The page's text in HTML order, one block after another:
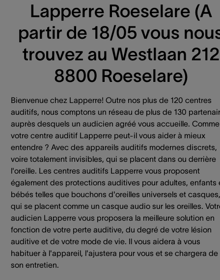
Lapperre Roeselare (A
partir de 18/05 vous
trouvez au Westlaan 212
8800 Roeselare)
Bienvenue chez Lapperre! Outre nos plus de 120 centres
auditifs, nous comptons un réseau de plus de 130
auprès desquels un audicien agréé vous accueille.
votre centre auditif Lapperre peut-il vous aider à mieux
entendre ? Avec des appareils auditifs modernes discrets,
voire totalement invisibles, qui se placent dans ou derrière
l'oreille. Les centres auditifs Lapperre vous proposent
également des protections auditives pour adultes, enfants
bébés telles que bouchons d'oreilles universels et casques,
qui se placent comme un casque audio sur les oreilles.
audicien Lapperre vous proposera la meilleure solution en
fonction de votre perte auditive, du degré de votre lésion
auditive et de votre mode de vie. Il vous aidera à vous
habituer à l'appareil, l'ajustera pour vous et se chargera de
son entretien.